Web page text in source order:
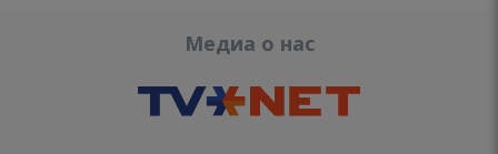
Медиа о нас